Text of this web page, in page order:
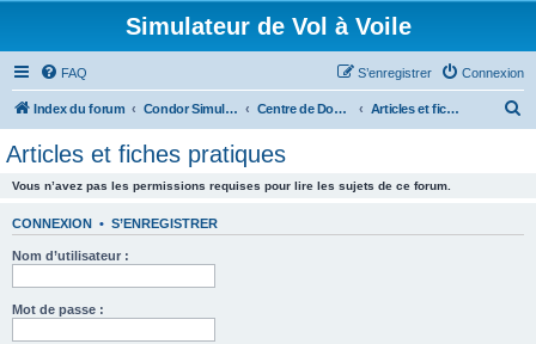
Simulateur de Vol à Voile
FAQ Connexion
S’enregistrer
Index du forum Condor Simulateur de Vol à Voile Centre de Documentation Articles et fiches pratiques
Articles et fiches pratiques
Vous n’avez pas les permissions requises pour lire les sujets de ce forum.
CONNEXION • S’ENREGISTRER
Nom d’utilisateur :
Mot de passe :